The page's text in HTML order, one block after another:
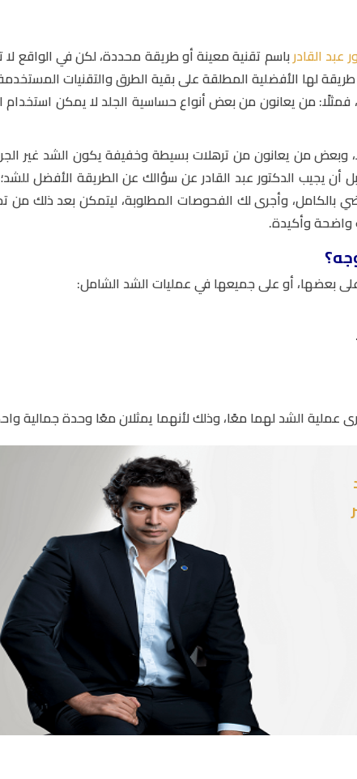
عبد القادرباسم تقنية معينة أو طريقة محددة، لكن في الواقع لا
لها الأفضلية المطلقة على بقية الطرق والتقنيات
فمثلًا: من يعانون من بعض أنواع حساسية الجلد لا يمكن استخدام
وبعض من يعانون من ترهلات بسيطة وخفيفة يكون الشد غير
يجيب الدكتور عبد القادر عن سؤالك عن الطريقة الأفضل للشد؛
بالكامل، وأجرى لك الفحوصات المطلوبة، ليتمكن بعد ذلك من
واضحة وأكيدة.
بعضها، أو على جميعها في عمليات الشد الشامل:
عملية الشد لهما معًا، وذلك لأنهما يمثلان معًا وحدة جمالية